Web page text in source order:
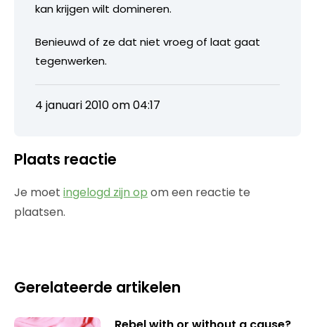
kan krijgen wilt domineren.
Benieuwd of ze dat niet vroeg of laat gaat
tegenwerken.
4 januari 2010 om 04:17
Plaats reactie
Je moet ingelogd zijn op om een reactie te
plaatsen.
Gerelateerde artikelen